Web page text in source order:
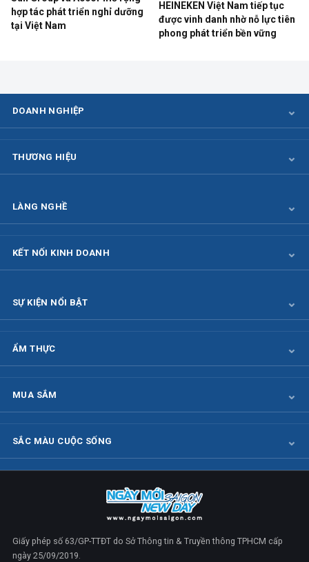
hợp tác phát triển nghỉ dưỡng
tại Việt Nam
HEINEKEN Việt Nam tiếp tục
được vinh danh nhờ nỗ lực tiên
phong phát triển bền vững
DOANH NGHIỆP
THƯƠNG HIỆU
LÀNG NGHỀ
KẾT NỐI KINH DOANH
SỰ KIỆN NỔI BẬT
ẨM THỰC
MUA SẮM
SẮC MÀU CUỘC SỐNG
Giấy phép số 63/GP-TTĐT do Sở Thông tin & Truyền thông TPHCM cấp
ngày 25/09/2019.